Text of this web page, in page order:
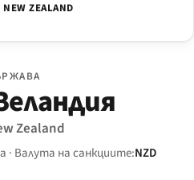
ZEALAND
Zealand
· Валута на санкциите:NZD